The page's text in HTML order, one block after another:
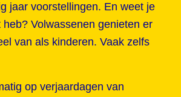
jaar voorstellingen. En weet je
Volwassenen genieten er
van als kinderen. Vaak zelfs
op verjaardagen van